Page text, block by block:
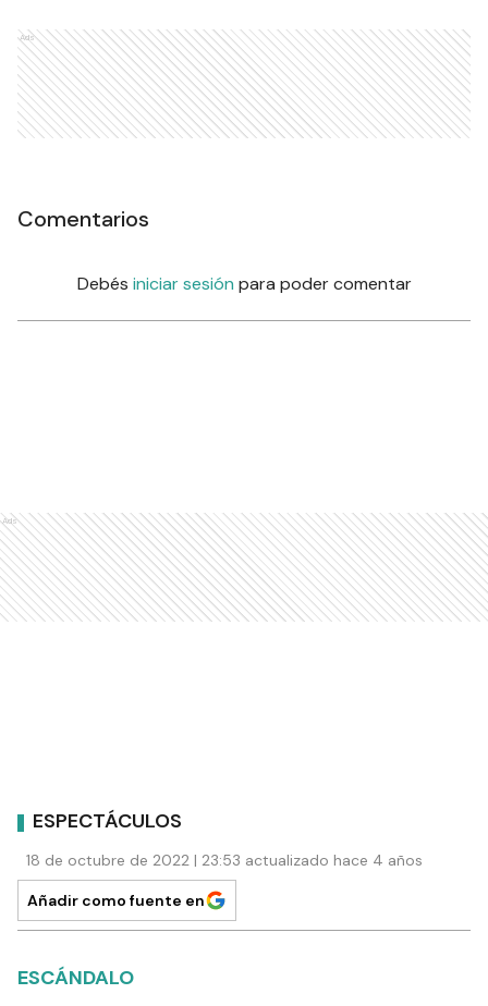
Ads
Comentarios
Debés iniciar sesión para poder comentar
Ads
ESPECTÁCULOS
18 de octubre de 2022 | 23:53 actualizado hace 4 años
Añadir como fuente en
ESCÁNDALO